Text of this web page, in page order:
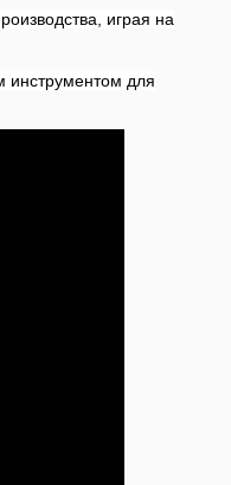
играя на
инструментом для